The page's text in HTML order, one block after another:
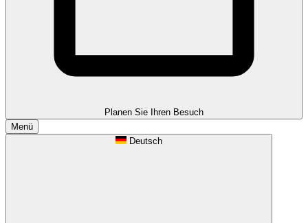
Planen Sie Ihren Besuch
Menü
Deutsch